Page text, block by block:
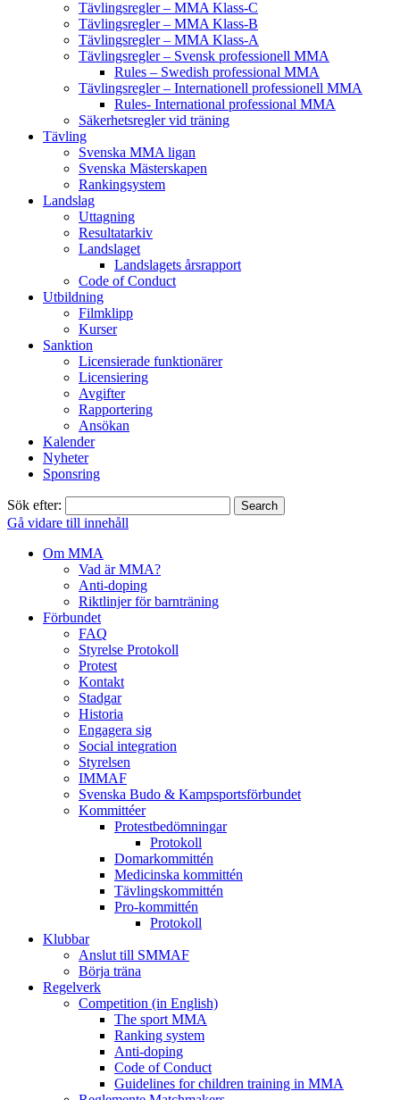
Tävlingsregler – MMA Klass-C
Tävlingsregler – MMA Klass-B
Tävlingsregler – MMA Klass-A
Tävlingsregler – Svensk professionell MMA
Rules – Swedish professional MMA
Tävlingsregler – Internationell professionell MMA
Rules- International professional MMA
Säkerhetsregler vid träning
Tävling
Svenska MMA ligan
Svenska Mästerskapen
Rankingsystem
Landslag
Uttagning
Resultatarkiv
Landslaget
Landslagets årsrapport
Code of Conduct
Utbildning
Filmklipp
Kurser
Sanktion
Licensierade funktionärer
Licensiering
Avgifter
Rapportering
Ansökan
Kalender
Nyheter
Sponsring
Sök efter:
Gå vidare till innehåll
Om MMA
Vad är MMA?
Anti-doping
Riktlinjer för barnträning
Förbundet
FAQ
Styrelse Protokoll
Protest
Kontakt
Stadgar
Historia
Engagera sig
Social integration
Styrelsen
IMMAF
Svenska Budo & Kampsportsförbundet
Kommittéer
Protestbedömningar
Protokoll
Domarkommittén
Medicinska kommittén
Tävlingskommittén
Pro-kommittén
Protokoll
Klubbar
Anslut till SMMAF
Börja träna
Regelverk
Competition (in English)
The sport MMA
Ranking system
Anti-doping
Code of Conduct
Guidelines for children training in MMA